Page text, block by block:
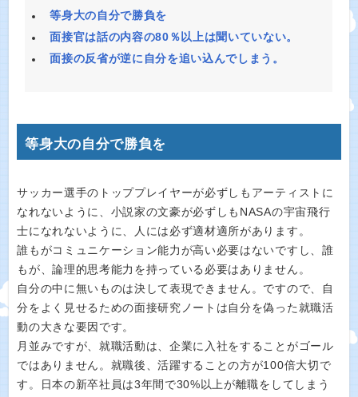
等身大の自分で勝負を
面接官は話の内容の80％以上は聞いていない。
面接の反省が逆に自分を追い込んでしまう。
等身大の自分で勝負を
サッカー選手のトッププレイヤーが必ずしもアーティストに
なれないように、小説家の文豪が必ずしもNASAの宇宙飛行
士になれないように、人には必ず適材適所があります。
誰もがコミュニケーション能力が高い必要はないですし、誰
もが、論理的思考能力を持っている必要はありません。
自分の中に無いものは決して表現できません。ですので、自
分をよく見せるための面接研究ノートは自分を偽った就職活
動の大きな要因です。
月並みですが、就職活動は、企業に入社をすることがゴール
ではありません。就職後、活躍することの方が100倍大切で
す。日本の新卒社員は3年間で30%以上が離職をしてしまう